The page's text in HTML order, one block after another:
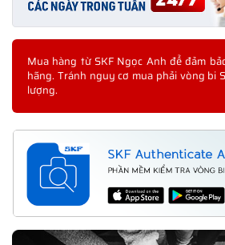
Mua hàng từ SKF Ngọc Anh để đảm
hãng. Tránh nguy cơ mua phải vòng bi
lượng.